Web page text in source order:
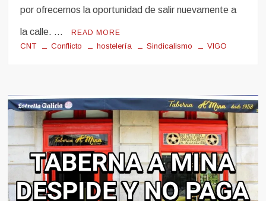
por ofrecernos la oportunidad de salir nuevamente a
la calle. … READ MORE
CNT Conflicto hostelería Sindicalismo VIGO